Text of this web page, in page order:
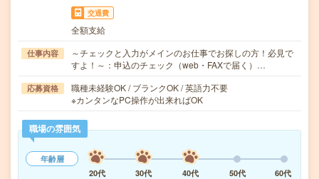
交通費
全額支給
仕事内容
～チェックと入力がメインのお仕事でお探しの方！必見で
すよ！～：申込のチェック（web・FAXで届く）…
応募資格
職種未経験OK / ブランクOK / 英語力不要
※カンタンなPC操作が出来ればOK
職場の雰囲気
年齢層
20代
30代 40代 50代
60代